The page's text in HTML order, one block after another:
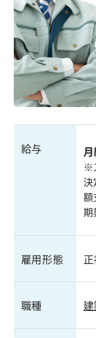
給与
※
決
期
雇用形態
職種